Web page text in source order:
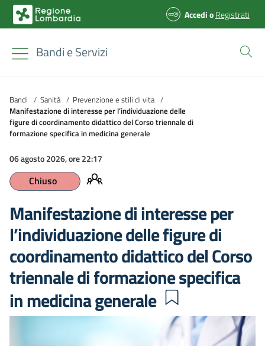
AccedioRegistrati
Bandi e Servizi
Bandi / Sanità / Prevenzione e stili di vita /
Manifestazione di interesse per l’individuazione delle
figure di coordinamento didattico del Corso triennale di
formazione specifica in medicina generale
06 agosto 2026, ore 22:17
Chiuso
Manifestazione di interesse per
l’individuazione delle figure di
coordinamento didattico del Corso
triennale di formazione specifica
in medicina generale